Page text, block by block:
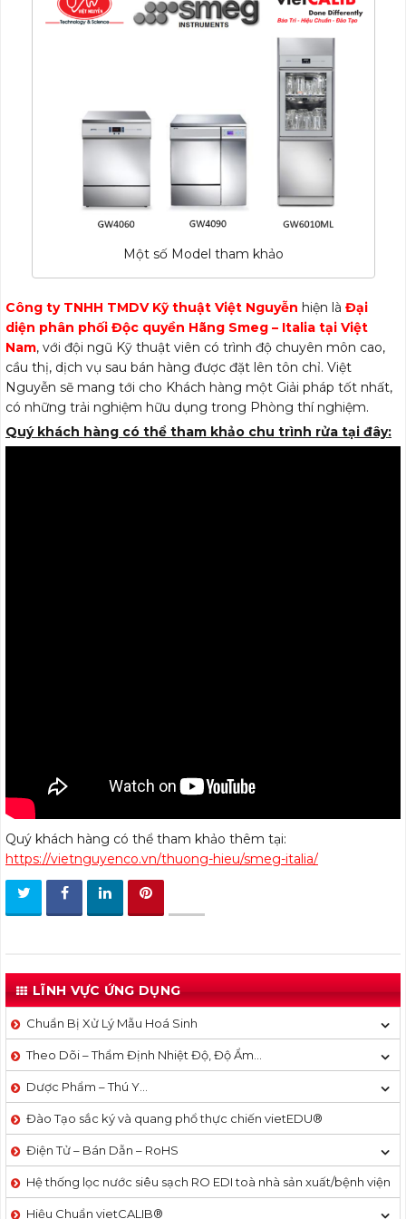
Một số Model tham khảo
Công ty TNHH TMDV Kỹ thuật Việt Nguyễn hiện là Đại
diện phân phối Độc quyền Hãng Smeg – Italia tại Việt
Nam, với đội ngũ Kỹ thuật viên có trình độ chuyên môn cao,
cầu thị, dịch vụ sau bán hàng được đặt lên tôn chỉ. Việt
Nguyễn sẽ mang tới cho Khách hàng một Giải pháp tốt nhất,
có những trải nghiệm hữu dụng trong Phòng thí nghiệm.
Quý khách hàng có thể tham khảo chu trình rửa tại đây:
Quý khách hàng có thể tham khảo thêm tại:
https://vietnguyenco.vn/thuong-hieu/smeg-italia/
LĨNH VỰC ỨNG DỤNG
Chuẩn Bị Xử Lý Mẫu Hoá Sinh
Theo Dõi – Thẩm Định Nhiệt Độ, Độ Ẩm…
Dược Phẩm – Thú Y…
Đào Tạo sắc ký và quang phổ thực chiến vietEDU®
Điện Tử – Bán Dẫn – RoHS
Hệ thống lọc nước siêu sạch RO EDI​​ toà nhà sản xuất/bệnh viện
Hiệu Chuẩn vietCALIB®